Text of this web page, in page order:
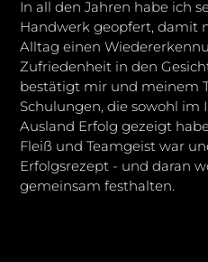
In all den Jahren habe ich
Handwerk geopfert, damit
Alltag einen
Zufriedenheit in den
bestätigt mir und meinem
Schulungen, die sowohl im
Ausland Erfolg gezeigt
Fleiß und Teamgeist war
Erfolgsrezept - und daran
gemeinsam festhalten.